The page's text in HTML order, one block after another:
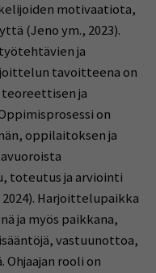
motivaatiota,
(Jeno ym., 2023).
ja
tavoitteena on
ja
on
oppilaitoksen ja
toteutus ja arviointi
Harjoittelupaikka
ja myös paikkana,
vastuunottoa,
rooli on